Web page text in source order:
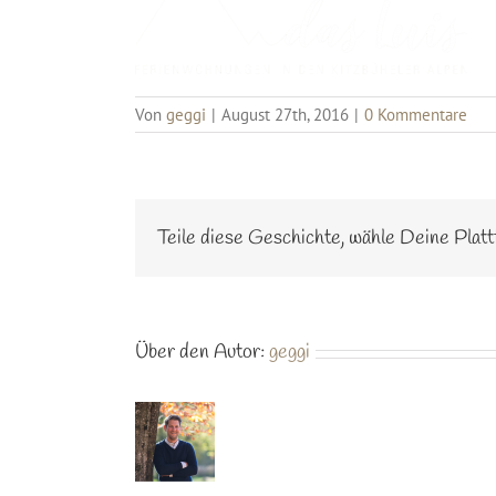
Von geggi | August 27th, 2016 | 0 Kommentare
Teile diese Geschichte, wähle Deine
Über den Autor:geggi